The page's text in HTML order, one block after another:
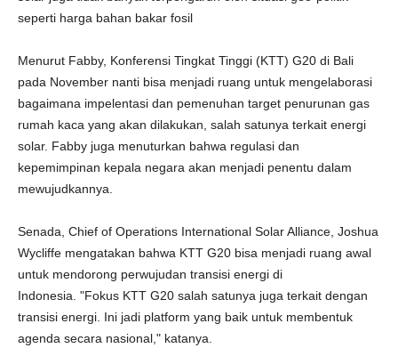
seperti harga bahan bakar fosil
Menurut Fabby, Konferensi Tingkat Tinggi (KTT) G20 di Bali
pada November nanti bisa menjadi ruang untuk mengelaborasi
bagaimana impelentasi dan pemenuhan target penurunan gas
rumah kaca yang akan dilakukan, salah satunya terkait energi
solar. Fabby juga menuturkan bahwa regulasi dan
kepemimpinan kepala negara akan menjadi penentu dalam
mewujudkannya.
Senada, Chief of Operations International Solar Alliance, Joshua
Wycliffe mengatakan bahwa KTT G20 bisa menjadi ruang awal
untuk mendorong perwujudan transisi energi di
Indonesia. "Fokus KTT G20 salah satunya juga terkait dengan
transisi energi. Ini jadi platform yang baik untuk membentuk
agenda secara nasional," katanya.